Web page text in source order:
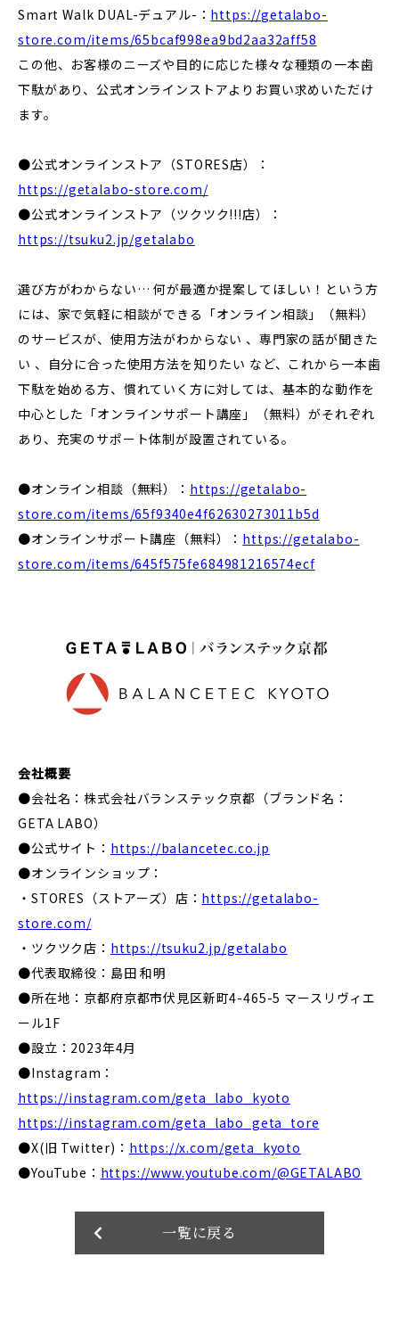
Smart Walk DUAL-デュアル-： https://getalabo-
store.com/items/65bcaf998ea9bd2aa32aff58
この他、お客様のニーズや目的に応じた様々な種類の一本歯
下駄があり、公式オンラインストアよりお買い求めいただけ
ます。
●公式オンラインストア（STORES店）：
https://getalabo-store.com/
●公式オンラインストア（ツクツク!!!店）：
https://tsuku2.jp/getalabo
選び方がわからない… 何が最適か提案してほしい！という方
には、家で気軽に相談ができる「オンライン相談」（無料）
のサービスが、使用方法がわからない 、専門家の話が聞きた
い 、自分に合った使用方法を知りたい など、これから一本歯
下駄を始める方、慣れていく方に対しては、基本的な動作を
中心とした「オンラインサポート講座」（無料）がそれぞれ
あり、充実のサポート体制が設置されている。
●オンライン相談（無料）： https://getalabo-
store.com/items/65f9340e4f62630273011b5d
●オンラインサポート講座（無料）： https://getalabo-
store.com/items/645f575fe684981216574ecf
会社概要
●会社名：株式会社バランステック京都（ブランド名：
GETA LABO）
●公式サイト： https://balancetec.co.jp
●オンラインショップ：
・STORES（ストアーズ）店： https://getalabo-
store.com/
・ツクツク店： https://tsuku2.jp/getalabo
●代表取締役：島田 和明
●所在地：京都府京都市伏見区新町4-465-5 マースリヴィエ
ール1F
●設立：2023年4月
●Instagram：
https://instagram.com/geta_labo_kyoto
https://instagram.com/geta_labo_geta_tore
●X(旧 Twitter)： https://x.com/geta_kyoto
●YouTube： https://www.youtube.com/@GETALABO
一覧に戻る